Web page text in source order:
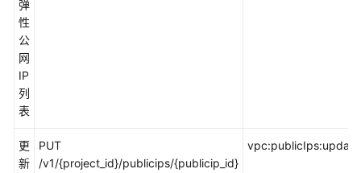
使
弹
性
公
网
IP
列
表
更
新
PUT
/v1/{project_id}/publicips/{publicip_id}
vpc:publicIps:update